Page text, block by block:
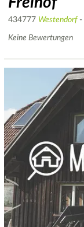
434777 Westendorf-
Keine Bewertungen